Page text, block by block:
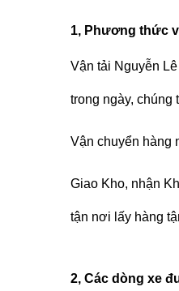
1, Phương thức
Vận tải Nguyễn Lê
trong ngày,
Vận chuyển hàng
Giao Kho, nhận
tận nơi lấy hàng
2, Các dòng xe